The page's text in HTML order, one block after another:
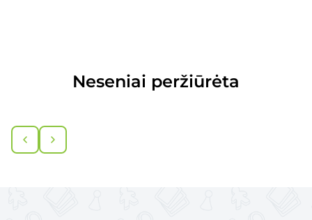
Neseniai peržiūrėta